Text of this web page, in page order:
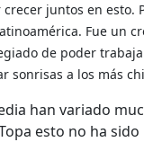
juntos en esto.
Fue un
de poder
sonrisas a los más
han variado
esto no ha